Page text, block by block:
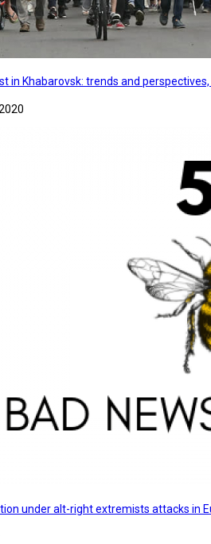
in Khabarovsk: trends and
under alt-right extremists attacks in